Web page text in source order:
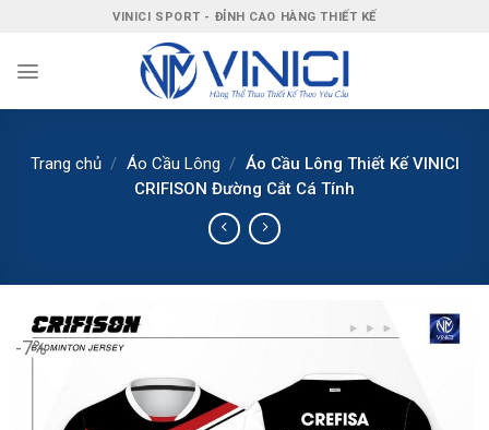
nội
VINICI SPORT - ĐỈNH CAO HÀNG THIẾT KẾ
Trang chủ / Áo Cầu Lông / Áo Cầu Lông Thiết Kế VINICI
CRIFISON Đường Cắt Cá Tính
-7%